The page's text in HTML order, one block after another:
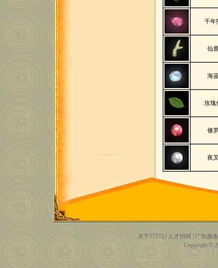
千年
仙
海
玫瑰
修
夜
关于17173 人才招聘 |广告服务
Copyright ©